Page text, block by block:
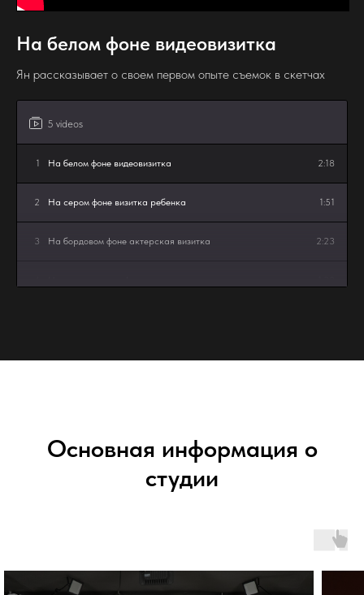
5 videos
1 На белом фоне видеовизитка 2:18
2 На сером фоне визитка ребенка 1:51
3 На бордовом фоне актерская визитка 2:23
На белом фоне видеовизитка
Ян рассказывает о своем первом опыте съемок в скетчах
Основная информация о
студии